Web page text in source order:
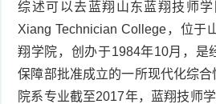
综述可以去蓝翔山东蓝翔技师学
Xiang Technician College，位于
翔学院，创办于1984年10月，是
保障部批准成立的一所现代化综
院系专业截至2017年，蓝翔技师